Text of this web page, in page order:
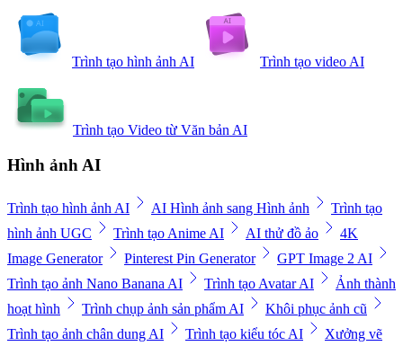
Trình tạo hình ảnh AI Trình tạo video AI
Trình tạo Video từ Văn bản AI
Hình ảnh AI
Trình tạo hình ảnh AI AI Hình ảnh sang Hình ảnh
Trình tạo
hình ảnh UGC
Trình tạo Anime AI AI thử đồ ảo
4K
Image Generator
Pinterest Pin Generator
GPT Image 2 AI
Trình tạo ảnh Nano Banana AI
Trình tạo Avatar AI
Ảnh thành
hoạt hình
Trình chụp ảnh sản phẩm AI
Khôi phục ảnh cũ
Trình tạo ảnh chân dung AI
Trình tạo kiểu tóc AI
Xưởng vẽ